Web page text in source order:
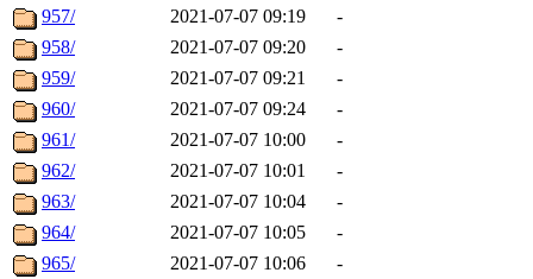
957/
2021-07-07 09:19
-
958/
2021-07-07 09:20
-
959/
2021-07-07 09:21
-
960/
2021-07-07 09:24
-
961/
2021-07-07 10:00
-
962/
2021-07-07 10:01
-
963/
2021-07-07 10:04
-
964/
2021-07-07 10:05
-
965/
2021-07-07 10:06
-